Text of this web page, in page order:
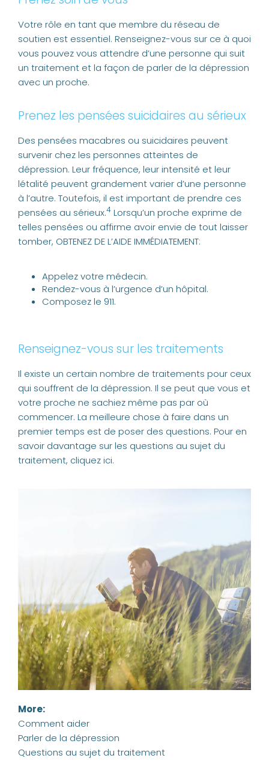
Votre rôle en tant que membre du réseau de
soutien est essentiel. Renseignez-vous sur ce à quoi
vous pouvez vous attendre d’une personne qui suit
un traitement et la façon de parler de la dépression
avec un proche.
Prenez les pensées suicidaires au sérieux
Des pensées macabres ou suicidaires peuvent
survenir chez les personnes atteintes de
dépression. Leur fréquence, leur intensité et leur
létalité peuvent grandement varier d’une personne
à l’autre. Toutefois, il est important de prendre ces
pensées au sérieux.4 Lorsqu’un proche exprime de
telles pensées ou affirme avoir envie de tout laisser
tomber, OBTENEZ DE L’AIDE IMMÉDIATEMENT:
Appelez votre médecin.
Rendez-vous à l’urgence d’un hôpital.
Composez le 911.
Renseignez-vous sur les traitements
Il existe un certain nombre de traitements pour ceux
qui souffrent de la dépression. Il se peut que vous et
votre proche ne sachiez même pas par où
commencer. La meilleure chose à faire dans un
premier temps est de poser des questions. Pour en
savoir davantage sur les questions au sujet du
traitement, cliquez ici.
More:
Comment aider
Parler de la dépression
Questions au sujet du traitement